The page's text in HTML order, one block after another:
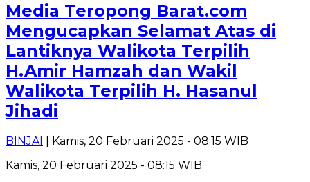
Media Teropong Barat.com
Mengucapkan Selamat Atas di
Lantiknya Walikota Terpilih
H.Amir Hamzah dan Wakil
Walikota Terpilih H. Hasanul
Jihadi
BINJAI
| Kamis, 20 Februari 2025 - 08:15 WIB
Kamis, 20 Februari 2025 - 08:15 WIB